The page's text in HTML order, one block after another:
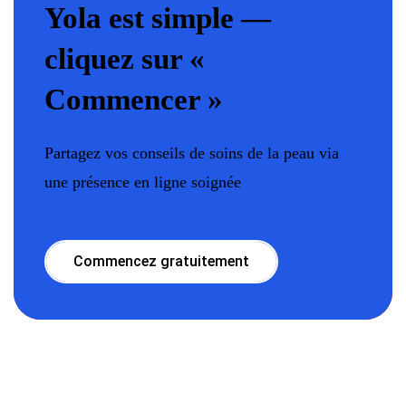
Yola est simple —
cliquez sur «
Commencer »
Partagez vos conseils de soins de la peau via
une présence en ligne soignée
Commencez gratuitement